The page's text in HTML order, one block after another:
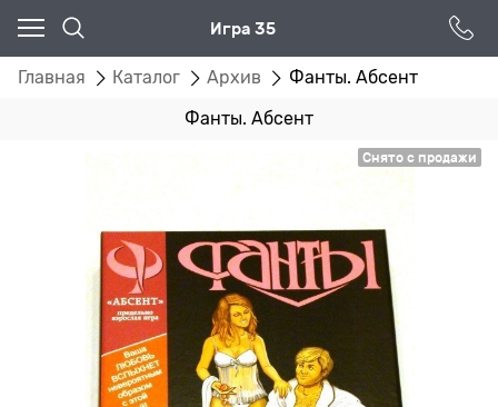
Игра 35
Главная Каталог Архив Фанты. Абсент
Фанты. Абсент
Снято с продажи